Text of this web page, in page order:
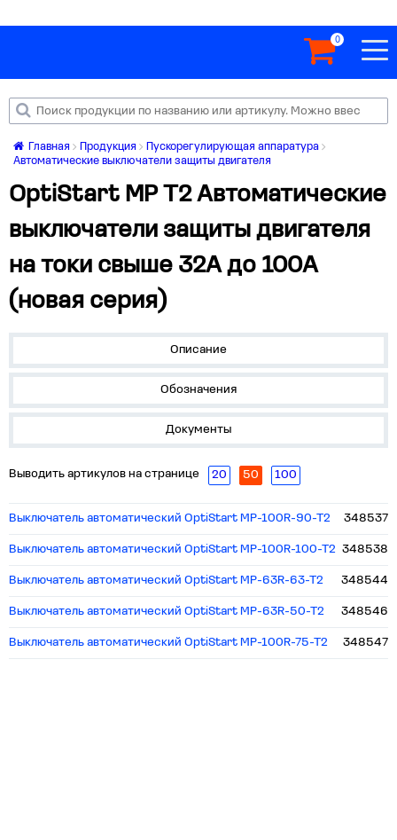
0
Главная Продукция
Пускорегулирующая аппаратура
Автоматические выключатели защиты двигателя
OptiStart MP T2 Автоматические
выключатели защиты двигателя
на токи свыше 32А до 100А
(новая серия)
Описание
Обозначения
Документы
Выводить артикулов на странице 20 50 100
Выключатель автоматический OptiStart MP-100R-90-T2 348537
Выключатель автоматический OptiStart MP-100R-100-T2 348538
Выключатель автоматический OptiStart MP-63R-63-T2 348544
Выключатель автоматический OptiStart MP-63R-50-T2 348546
Выключатель автоматический OptiStart MP-100R-75-T2 348547